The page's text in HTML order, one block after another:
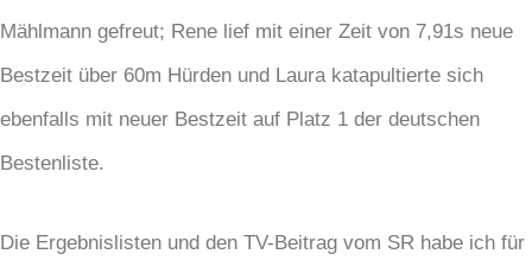
Mählmann gefreut; Rene lief mit einer Zeit von 7,91s neue
Bestzeit über 60m Hürden und Laura katapultierte sich
ebenfalls mit neuer Bestzeit auf Platz 1 der deutschen
Bestenliste.
Die Ergebnislisten und den TV-Beitrag vom SR habe ich für